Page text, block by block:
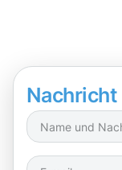
Nachricht